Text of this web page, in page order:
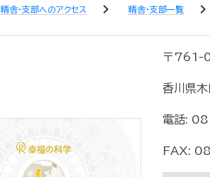
精舎・支部へのアクセス chevron_right 精舎・支部一覧 chevron_right
〒761-
香川県木
電話:
FAX: